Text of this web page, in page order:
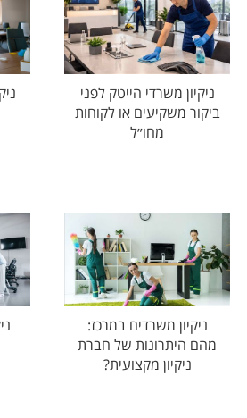
ניקיון משרדי הייטק לפני
ביקור משקיעים או לקוחות
מחו״ל
ניקיון משרדים במרכז:
מהם היתרונות של חברת
ניקיון מקצועית?